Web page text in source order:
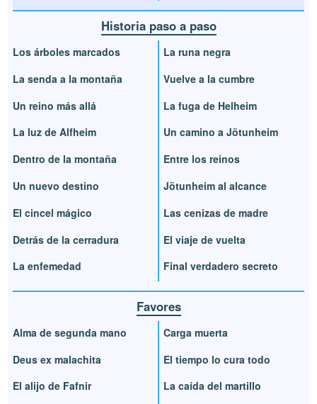
Historia paso a paso
Los árboles marcados
La senda a la montaña
Un reino más allá
La luz de Alfheim
Dentro de la montaña
Un nuevo destino
El cincel mágico
Detrás de la cerradura
La enfemedad
La runa negra
Vuelve a la cumbre
La fuga de Helheim
Un camino a Jötunheim
Entre los reinos
Jötunheim al alcance
Las cenizas de madre
El viaje de vuelta
Final verdadero secreto
Favores
Alma de segunda mano
Deus ex malachita
El alijo de Fafnir
Carga muerta
El tiempo lo cura todo
La caída del martillo